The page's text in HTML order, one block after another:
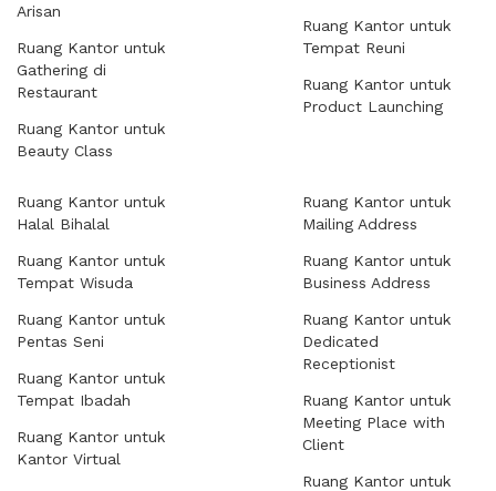
Arisan
Ruang Kantor untuk
Gathering di
Restaurant
Ruang Kantor untuk
Beauty Class
Ruang Kantor untuk
Tempat Reuni
Ruang Kantor untuk
Product Launching
Ruang Kantor untuk
Halal Bihalal
Ruang Kantor untuk
Tempat Wisuda
Ruang Kantor untuk
Pentas Seni
Ruang Kantor untuk
Tempat Ibadah
Ruang Kantor untuk
Kantor Virtual
Ruang Kantor untuk
Mailing Address
Ruang Kantor untuk
Business Address
Ruang Kantor untuk
Dedicated
Receptionist
Ruang Kantor untuk
Meeting Place with
Client
Ruang Kantor untuk